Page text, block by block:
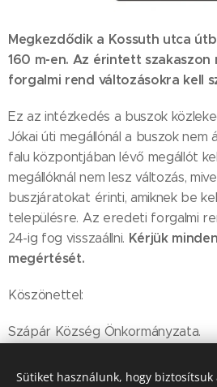
Megkezdődik a Kossuth utca
160 m-en. Az érintett szakaszon
forgalmi rend változásokra kell
Ez az intézkedés a buszok
Jókai úti megállónál a buszok nem
falu központjában lévő megállót
megállóknál nem lesz változás,
buszjáratokat érinti, amiknek be
településre. Az eredeti forgalmi
24-ig fog visszaállni. Kérjük
megértését.
Köszönettel:
Szápár Község Önkormányzata.
Sütiket használunk, hogy